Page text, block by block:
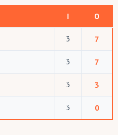
І О
3 7
3 7
3 3
3 0